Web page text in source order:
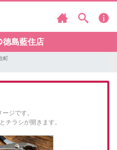
徳島藍住店
町
ジです。
チラシが開きます。